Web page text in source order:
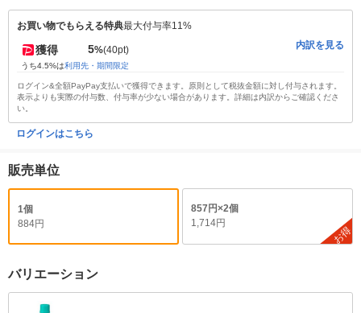
お買い物でもらえる特典最大付与率11%
獲得 5%(40pt)
うち4.5%は利用先・期間限定
内訳を見る
ログイン&全額PayPay支払いで獲得できます。原則として税抜金額に対し付与されます。
表示よりも実際の付与数、付与率が少ない場合があります。詳細は内訳からご確認くださ
い。
ログインはこちら
販売単位
1個
884円
857円×2個
1,714円
お得
バリエーション